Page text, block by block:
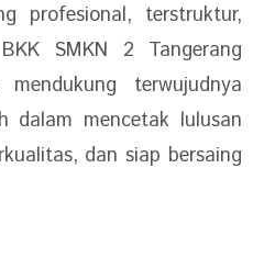
profesional, terstruktur,
SMKN 2 Tangerang
terwujudnya
dalam mencetak lulusan
dan siap bersaing